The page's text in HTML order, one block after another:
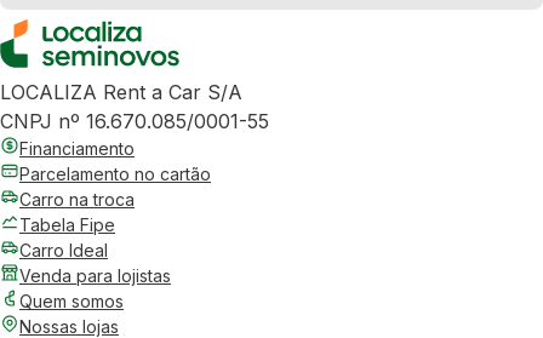
LOCALIZA Rent a Car S/A
CNPJ nº 16.670.085/0001-55
Financiamento
Parcelamento no cartão
Carro na troca
Tabela Fipe
Carro Ideal
Venda para lojistas
Quem somos
Nossas lojas